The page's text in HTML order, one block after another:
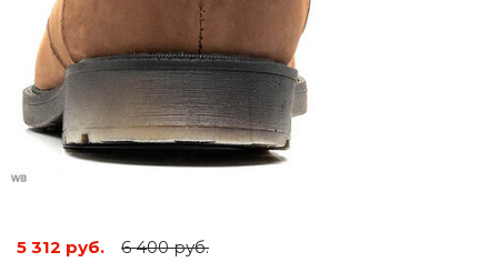
5 312 руб. 6 400 руб.